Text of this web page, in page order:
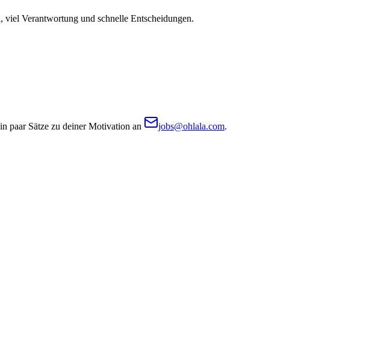
Verantwortung und schnelle Entscheidungen.
paar Sätze zu deiner Motivation an jobs@ohlala.com.